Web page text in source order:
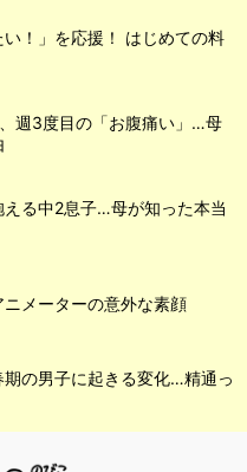
！」を応援！ はじめての料
週3度目の「お腹痛い」…母
る中2息子…母が知った本当
メーターの意外な素顔
の男子に起きる変化…精通っ